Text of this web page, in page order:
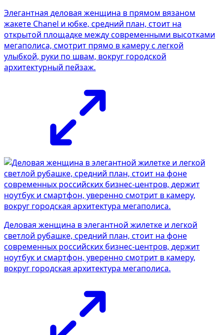
Элегантная деловая женщина в прямом вязаном
жакете Chanel и юбке, средний план, стоит на
открытой площадке между современными высотками
мегаполиса, смотрит прямо в камеру с легкой
улыбкой, руки по швам, вокруг городской
архитектурный пейзаж.
Деловая женщина в элегантной жилетке и легкой
светлой рубашке, средний план, стоит на фоне
современных российских бизнес-центров, держит
ноутбук и смартфон, уверенно смотрит в камеру,
вокруг городская архитектура мегаполиса.